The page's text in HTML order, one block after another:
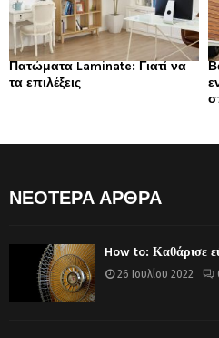
Πατώματα Laminate: Γιατί να
τα επιλέξεις
ΝΕΟΤΕΡΑ ΑΡΘΡΑ
How to: Καθάρισε
26 Ιουλίου 2022